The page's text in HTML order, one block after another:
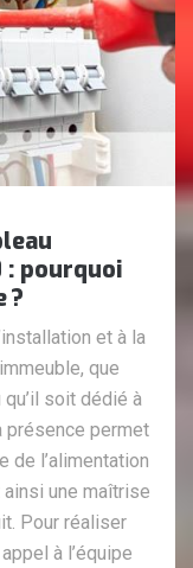
: pourquoi
?
et à la
que
soit dédié à
présence permet
de l’alimentation
une maîtrise
Pour réaliser
à l’équipe